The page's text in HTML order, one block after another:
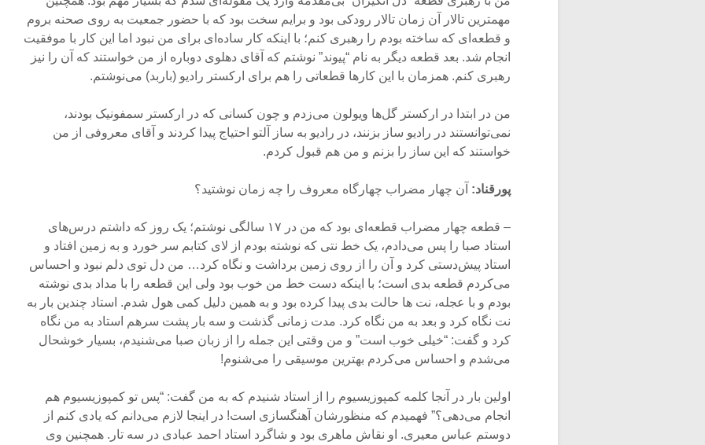
مهمترین تالار آن زمان تالار رودکی بود و برایم سخت بود که با حضور جمعیت به روی صحنه بروم
و قطعه‌ای که ساخته بودم را رهبری کنم؛ با اینکه کار ساده‌ای برای من نبود اما این کار با موفقیت
انجام شد. بعد قطعه‌ دیگر به نام “پیوند” نوشتم که آقای دهلوی دوباره از من خواستند که آن را نیز
رهبری کنم. همزمان با این کارها قطعاتی را هم برای ارکستر رادیو (باربد) می‌نوشتم.
من در ابتدا در ارکستر گل‌ها ویولون می‌زدم و چون کسانی که در ارکستر سمفونیک بودند،
نمی‌توانستند در رادیو ساز بزنند، در رادیو به ساز آلتو احتیاج پیدا کردند و آقای معروفی از من
خواستند که این ساز را بزنم و من هم قبول کردم.
پورقناد: آن چهار مضراب چهارگاه معروف را چه زمان نوشتید؟
– قطعه چهار مضراب قطعه‌ای بود که من در ۱۷ سالگی نوشتم؛ یک روز که داشتم درس‌های
استاد صبا را پس می‌دادم، یک خط نتی که نوشته بودم از لای کتابم سر خورد و به زمین افتاد و
استاد پیش‌دستی کرد و آن را از روی زمین برداشت و نگاه کرد… من دل توی دلم نبود و احساس
می‌کردم قطعه بدی است؛ با اینکه دست خط من خوب بود ولی این قطعه را با مداد بدی نوشته
بودم و با عجله، نت ها حالت بدی پیدا کرده بود و به همین دلیل کمی هول شدم. استاد چندین بار به
نت نگاه کرد و بعد به من نگاه کرد. مدت زمانی گذشت و سه بار پشت سرهم استاد به من نگاه
کرد و گفت: “خیلی خوب است” و من وقتی این جمله را از زبان صبا می‌شنیدم، بسیار خوشحال
می‌شدم و احساس می‌کردم بهترین موسیقی را می‌شنوم!
اولین بار در آنجا کلمه کمپوزیسیوم را از استاد شنیدم که به من گفت: “پس تو کمپوزیسیوم هم
انجام می‌دهی؟” فهمیدم که منظورشان آهنگسازی است! در اینجا لازم می‌دانم که یادی کنم از
دوستم عباس معیری. او نقاش ماهری بود و شاگرد استاد احمد عبادی در سه تار. همچنین وی